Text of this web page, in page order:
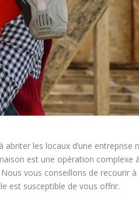
les locaux d’une entreprise
est une opération complexe à
vous conseillons de recourir à
est susceptible de vous offrir.